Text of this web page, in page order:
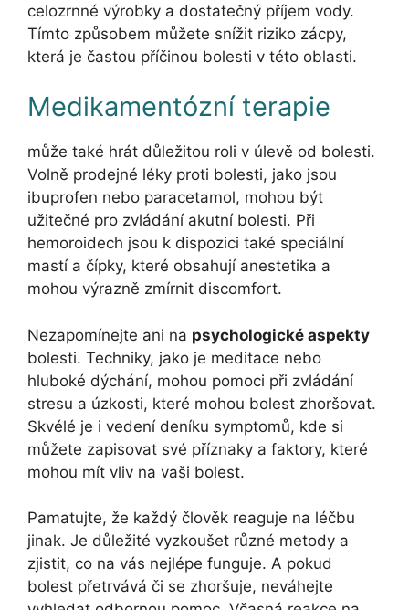
celozrnné výrobky a dostatečný příjem vody.
Tímto způsobem můžete snížit riziko zácpy,
která je častou příčinou bolesti v této oblasti.
Medikamentózní terapie
může také hrát důležitou roli v úlevě od bolesti.
Volně prodejné léky proti bolesti, jako jsou
ibuprofen nebo paracetamol, mohou být
užitečné pro zvládání akutní bolesti. Při
hemoroidech jsou k dispozici také speciální
mastí a čípky, které obsahují anestetika a
mohou výrazně zmírnit discomfort.
Nezapomínejte ani na psychologické aspekty
bolesti. Techniky, jako je meditace nebo
hluboké dýchání, mohou pomoci při zvládání
stresu a úzkosti, které mohou bolest zhoršovat.
Skvélé je i vedení deníku symptomů, kde si
můžete zapisovat své příznaky a faktory, které
mohou mít vliv na vaši bolest.
Pamatujte, že každý člověk reaguje na léčbu
jinak. Je důležité vyzkoušet různé metody a
zjistit, co na vás nejlépe funguje. A pokud
bolest přetrvává či se zhoršuje, neváhejte